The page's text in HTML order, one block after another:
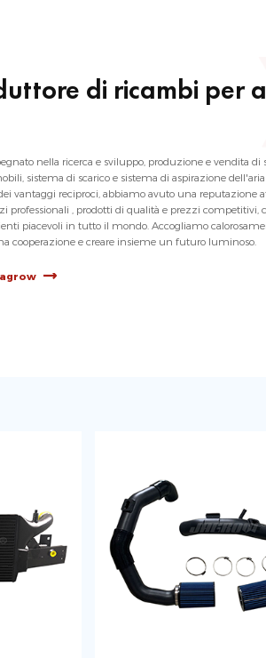
di ricambi per
nella ricerca e sviluppo, produzione e vendita di
sistema di scarico e sistema di aspirazione dell'aria
vantaggi reciproci, abbiamo avuto una reputazione
professionali , prodotti di qualità e prezzi competitivi,
piacevoli in tutto il mondo. Accogliamo
cooperazione e creare insieme un futuro luminoso.